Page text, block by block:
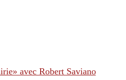
avec Robert Saviano